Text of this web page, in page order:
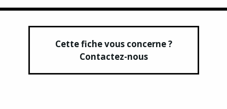
Cette fiche vous concerne ?
Contactez-nous